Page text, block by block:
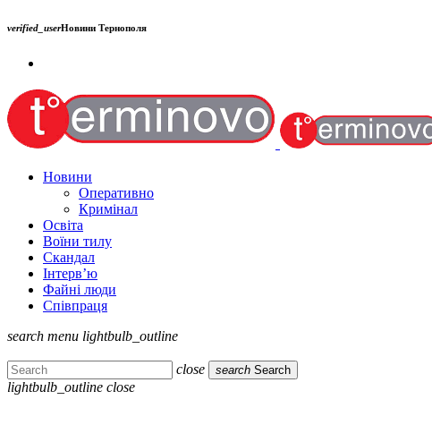
verified_userНовини Тернополя
Новини
Оперативно
Кримінал
Освіта
Воїни тилу
Скандал
Інтерв’ю
Файні люди
Співпраця
search menu lightbulb_outline
close search Search
lightbulb_outline close